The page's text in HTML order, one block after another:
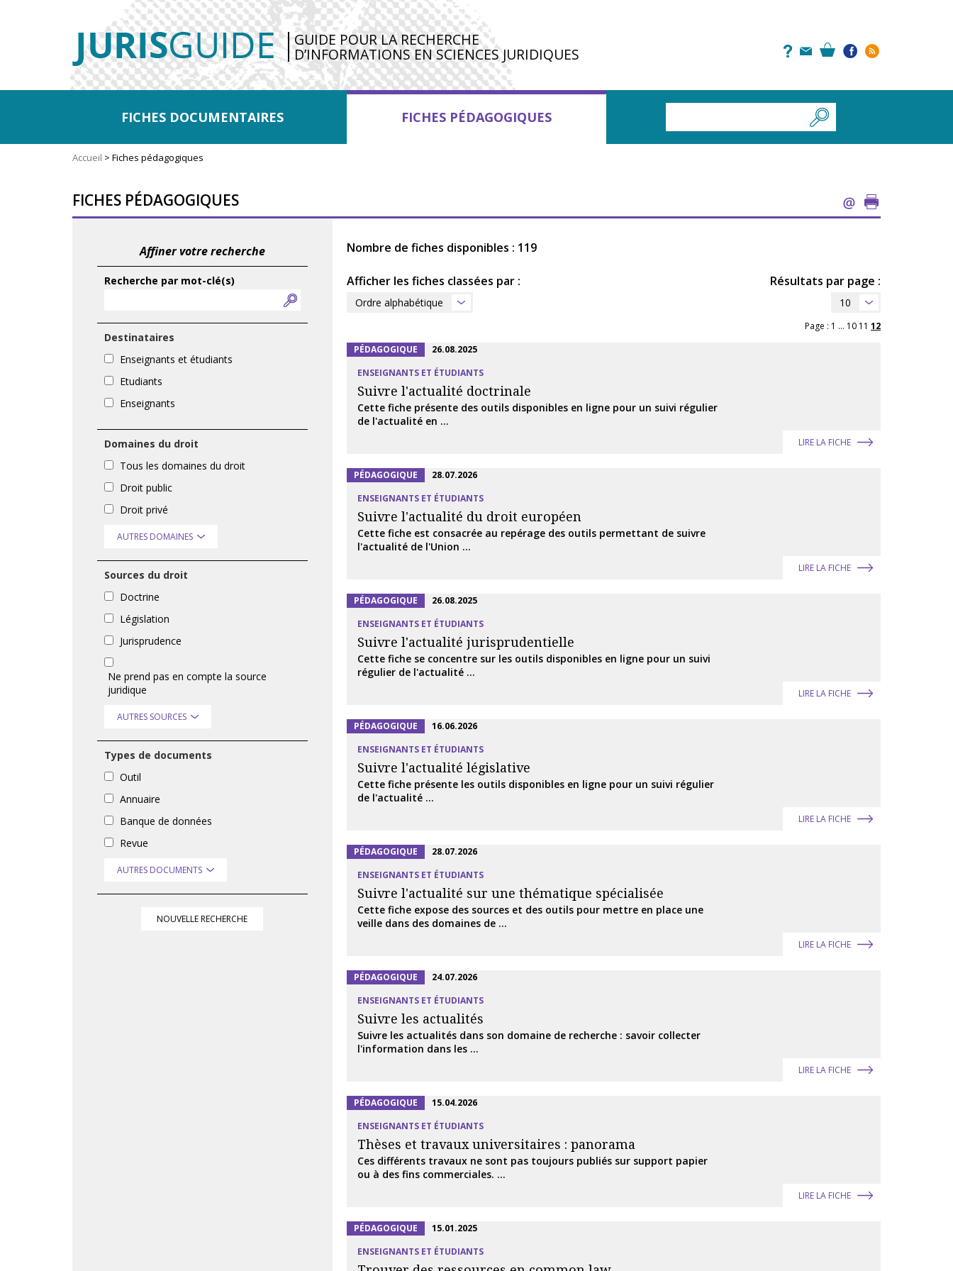
GUIDE POUR LA RECHERCHE
D’INFORMATIONS EN SCIENCES JURIDIQUES
FICHES DOCUMENTAIRES FICHES PÉDAGOGIQUES
Accueil > Fiches pédagogiques
FICHES PÉDAGOGIQUES
Affiner votre recherche
Recherche par mot-clé(s)
Destinataires
Enseignants et étudiants
Etudiants
Enseignants
Domaines du droit
Tous les domaines du droit
Droit public
Droit privé
AUTRES DOMAINES
Sources du droit
Doctrine
Législation
Jurisprudence
Ne prend pas en compte la source
juridique
AUTRES SOURCES
Types de documents
Outil
Annuaire
Banque de données
Revue
AUTRES DOCUMENTS
NOUVELLE RECHERCHE
Nombre de fiches disponibles : 119
Afficher les fiches classées par :
Ordre alphabétique
Résultats par page :
10
Page : 1 ... 10 11 12
PÉDAGOGIQUE
26.08.2025
ENSEIGNANTS ET ÉTUDIANTS
Suivre l'actualité doctrinale
Cette fiche présente des outils disponibles en ligne pour un suivi régulier
de l'actualité en ...
LIRE LA FICHE
PÉDAGOGIQUE
28.07.2026
ENSEIGNANTS ET ÉTUDIANTS
Suivre l'actualité du droit européen
Cette fiche est consacrée au repérage des outils permettant de suivre
l'actualité de l'Union ...
LIRE LA FICHE
PÉDAGOGIQUE
26.08.2025
ENSEIGNANTS ET ÉTUDIANTS
Suivre l'actualité jurisprudentielle
Cette fiche se concentre sur les outils disponibles en ligne pour un suivi
régulier de l'actualité ...
LIRE LA FICHE
PÉDAGOGIQUE
16.06.2026
ENSEIGNANTS ET ÉTUDIANTS
Suivre l'actualité législative
Cette fiche présente les outils disponibles en ligne pour un suivi régulier
de l'actualité ...
LIRE LA FICHE
PÉDAGOGIQUE
28.07.2026
ENSEIGNANTS ET ÉTUDIANTS
Suivre l'actualité sur une thématique spécialisée
Cette fiche expose des sources et des outils pour mettre en place une
veille dans des domaines de ...
LIRE LA FICHE
PÉDAGOGIQUE
24.07.2026
ENSEIGNANTS ET ÉTUDIANTS
Suivre les actualités
Suivre les actualités dans son domaine de recherche : savoir collecter
l'information dans les ...
LIRE LA FICHE
PÉDAGOGIQUE
15.04.2026
ENSEIGNANTS ET ÉTUDIANTS
Thèses et travaux universitaires : panorama
Ces différents travaux ne sont pas toujours publiés sur support papier
ou à des fins commerciales. ...
LIRE LA FICHE
PÉDAGOGIQUE
15.01.2025
ENSEIGNANTS ET ÉTUDIANTS